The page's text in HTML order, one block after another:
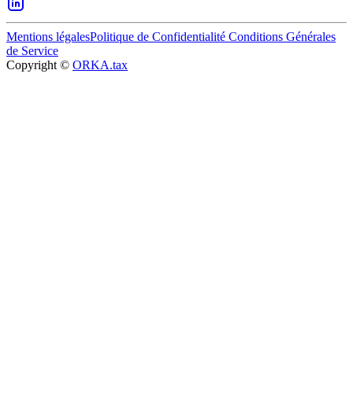
Mentions légalesPolitique de Confidentialité Conditions Générales
de Service
Copyright © ORKA.tax